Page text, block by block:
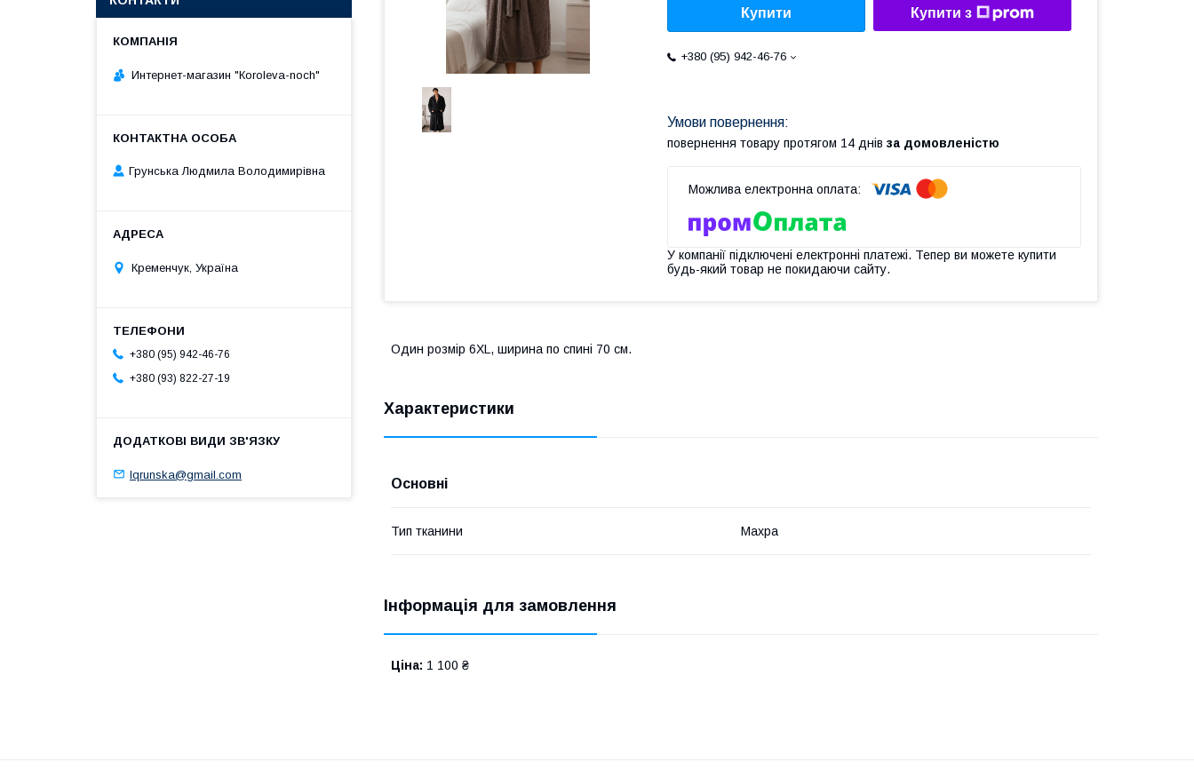
Купити Купити з
+380 (95) 942-46-76
повернення товару протягом 14 днів за домовленістю
У компанії підключені електронні платежі. Тепер ви можете купити
будь-який товар не покидаючи сайту.
Один розмір 6XL, ширина по спині 70 см.
Характеристики
Основні
Тип тканини Махра
Інформація для замовлення
Ціна: 1 100 ₴
Интернет-магазин "Кoroleva-noch"
Грунська Людмила Володимирівна
Кременчук, Україна
+380 (95) 942-46-76
+380 (93) 822-27-19
lqrunska@gmail.com